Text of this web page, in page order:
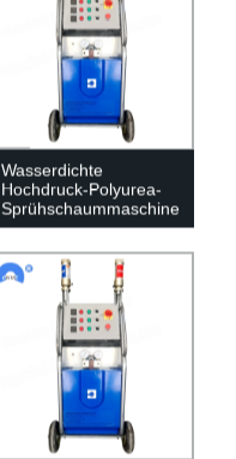
Wasserdichte
Hochdruck-Polyurea-
Sprühschaummaschine